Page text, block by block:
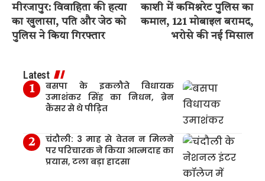
मीरजापुर: विवाहिता की हत्या
का खुलासा, पति और जेठ को
पुलिस ने किया गिरफ्तार
काशी में कमिश्नरेट पुलिस का
कमाल, 121 मोबाइल बरामद,
भरोसे की नई मिसाल
Latest
बसपा के इकलौते विधायक
उमाशंकर सिंह का निधन, ब्रेन
कैंसर से थे पीड़ित
चंदौली: 3 माह से वेतन न मिलने
पर परिचारक ने किया आत्मदाह का
प्रयास, टला बड़ा हादसा